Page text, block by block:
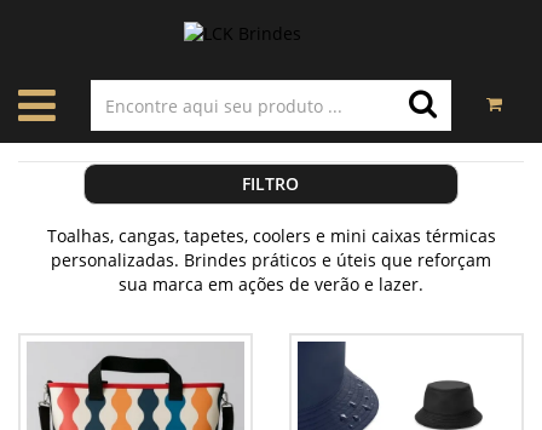
FILTRO
Toalhas, cangas, tapetes, coolers e mini caixas térmicas
personalizadas. Brindes práticos e úteis que reforçam
sua marca em ações de verão e lazer.